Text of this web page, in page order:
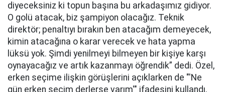
diyeceksiniz ki topun başına bu arkadaşımız gidiyor.
O golü atacak, biz şampiyon olacağız. Teknik
direktör; penaltıyı bırakın ben atacağım demeyecek,
kimin atacağına o karar verecek ve hata yapma
lüksü yok. Şimdi yenilmeyi bilmeyen bir kişiye karşı
oynayacağız ve artık kazanmayı öğrendik” dedi. Özel,
erken seçime ilişkin görüşlerini açıklarken de "'Ne
gün erken seçim derlerse varım'" ifadesini kullandı.